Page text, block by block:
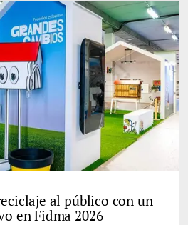
al público con un
en Fidma 2026